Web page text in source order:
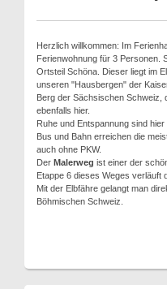
Herzlich willkommen: Im
Ferienwohnung für 3 Personen.
Ortsteil Schöna. Dieser liegt im
unseren "Hausbergen" der
Berg der Sächsischen Schweiz,
ebenfalls hier.
Ruhe und Entspannung sind
Bus und Bahn erreichen die
auch ohne PKW.
Der Malerweg ist einer der
Etappe 6 dieses Weges verläuft
Mit der Elbfähre gelangt man
Böhmischen Schweiz.